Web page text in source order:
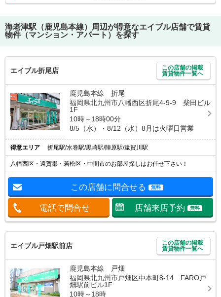
海老津駅（鹿児島本線）
周辺が得意なエイブル店舗で賃貸
物件（マンション・アパート）を探す
エイブル折尾店
この店舗の掲載
賃貸物件一覧へ
鹿児島本線 折尾
福岡県北九州市八幡西区折尾4-9-9 柴田ビル
1F
10時～18時00分
8/5（水）・8/12（水）8月は火曜日営業
得意エリア 折尾駅/水巻駅/黒崎駅/陣原駅/遠賀川駅
八幡西区・遠賀郡・若松区・中間市のお部屋探しはお任せ下さい！
この店舗に問合せる 無料
電話で問合せ 店舗来店予約 無料
エイブル戸畑駅前店
この店舗の掲載
賃貸物件一覧へ
鹿児島本線 戸畑
福岡県北九州市戸畑区中本町8-14 FARO戸
畑駅前ビル1F
10時～18時